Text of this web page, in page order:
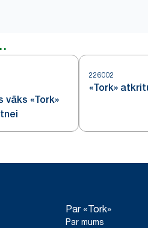
«Tork»
226002
«Tork»
Par «Tork»
Par mums